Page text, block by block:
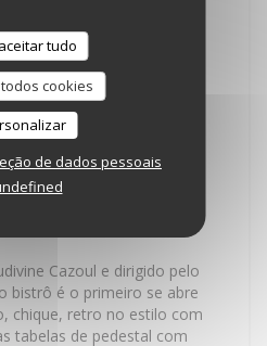
tudo
cookies
de dados pessoais
- 75008 Paris
lâmpada de rua no
Napoleon, palácios
literário que
Steinbeck, Dali ... A
Elysees apenas, mas
do café de
do Arco do Triunfo, como
Cazoul e dirigido pelo
bistrô é o primeiro se abre
chique, retro no estilo com
tabelas de pedestal com